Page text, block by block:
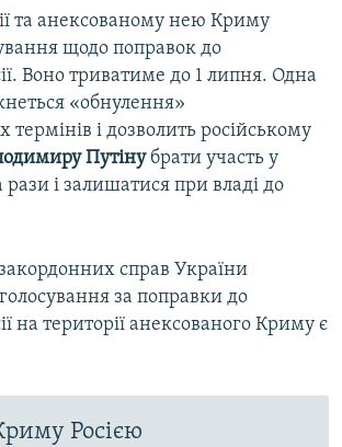
та анексованому нею Криму
щодо поправок до
Воно триватиме до 1 липня. Одна
«обнулення»
термінів і дозволить російському
Путінубрати участь у
і залишатися при владі до
справ України
за поправки до
на території анексованого Криму є
Росією